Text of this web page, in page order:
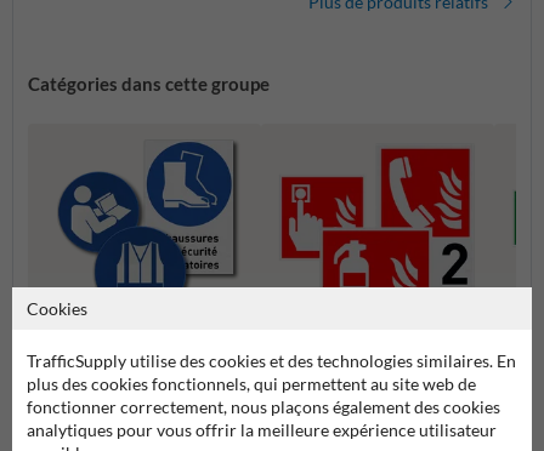
Catégories dans cette groupe
Pictogrammes d'obligation
Pictogrammes de lutte contre
l'incendie
Cookies
TrafficSupply utilise des cookies et des technologies similaires. En
plus des cookies fonctionnels, qui permettent au site web de
fonctionner correctement, nous plaçons également des cookies
analytiques pour vous offrir la meilleure expérience utilisateur